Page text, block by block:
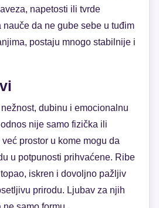
napetosti ili tvrde
da ne gube sebe u tuđim
postaju mnogo stabilnije i
dubinu i emocionalnu
nije samo fizička ili
prostor u kome mogu da
u potpunosti prihvaćene. Ribe
iskren i dovoljno pažljiv
prirodu. Ljubav za njih